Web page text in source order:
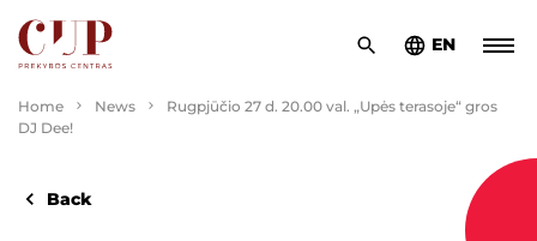
EN
Home News
Rugpjūčio 27 d. 20.00 val. „Upės terasoje“ gros
DJ Dee!
Back